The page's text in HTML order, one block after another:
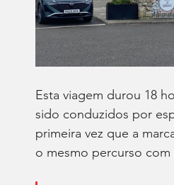
Esta viagem durou 18
sido conduzidos por
primeira vez que a
o mesmo percurso